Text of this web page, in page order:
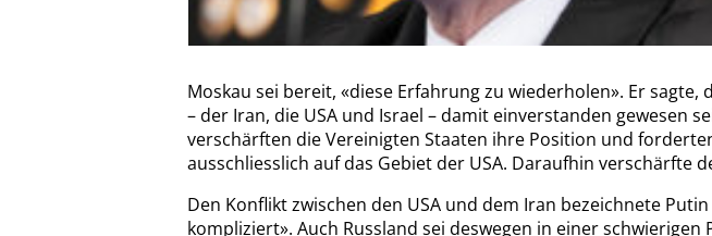
Moskau sei bereit, «diese Erfahrung zu wiederholen». Er sagte,
– der Iran, die USA und Israel – damit einverstanden gewesen
verschärften die Vereinigten Staaten ihre Position und
ausschliesslich auf das Gebiet der USA. Daraufhin verschärfte
Den Konflikt zwischen den USA und dem Iran bezeichnete
kompliziert». Auch Russland sei deswegen in einer schwierigen